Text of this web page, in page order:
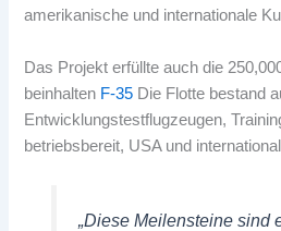
amerikanische und internationale
Das Projekt erfüllte auch die
beinhalten F-35 Die Flotte bestand
Entwicklungstestflugzeugen,
betriebsbereit, USA und
„Diese Meilensteine ​​sind